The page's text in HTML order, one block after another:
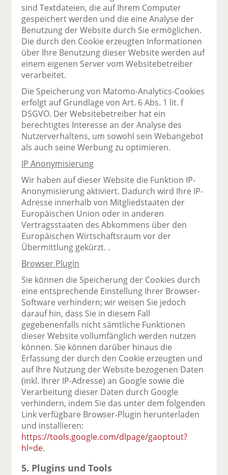
sind Textdateien, die auf Ihrem Computer
gespeichert werden und die eine Analyse der
Benutzung der Website durch Sie ermöglichen.
Die durch den Cookie erzeugten Informationen
über Ihre Benutzung dieser Website werden auf
einem eigenen Server vom Websitebetreiber
verarbeitet.
Die Speicherung von Matomo-Analytics-Cookies
erfolgt auf Grundlage von Art. 6 Abs. 1 lit. f
DSGVO. Der Websitebetreiber hat ein
berechtigtes Interesse an der Analyse des
Nutzerverhaltens, um sowohl sein Webangebot
als auch seine Werbung zu optimieren.
IP Anonymisierung
Wir haben auf dieser Website die Funktion IP-
Anonymisierung aktiviert. Dadurch wird Ihre IP-
Adresse innerhalb von Mitgliedstaaten der
Europäischen Union oder in anderen
Vertragsstaaten des Abkommens über den
Europäischen Wirtschaftsraum vor der
Übermittlung gekürzt. .
Browser Plugin
Sie können die Speicherung der Cookies durch
eine entsprechende Einstellung Ihrer Browser-
Software verhindern; wir weisen Sie jedoch
darauf hin, dass Sie in diesem Fall
gegebenenfalls nicht sämtliche Funktionen
dieser Website vollumfänglich werden nutzen
können. Sie können darüber hinaus die
Erfassung der durch den Cookie erzeugten und
auf Ihre Nutzung der Website bezogenen Daten
(inkl. Ihrer IP-Adresse) an Google sowie die
Verarbeitung dieser Daten durch Google
verhindern, indem Sie das unter dem folgenden
Link verfügbare Browser-Plugin herunterladen
und installieren:
https://tools.google.com/dlpage/gaoptout?
hl=de.
5. Plugins und Tools